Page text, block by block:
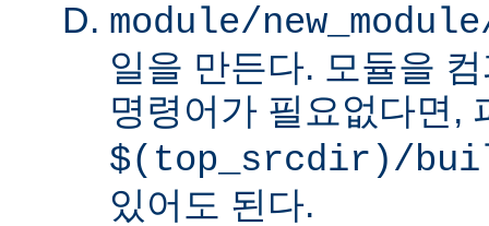
module/
일을 만든다. 모듈을
명령어가 필요없다면,
$(top_srcdir)/
있어도 된다.